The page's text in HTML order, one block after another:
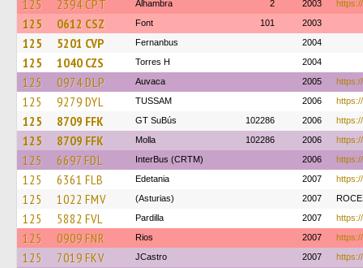
125 2394 CPT Alhambra 2 2003
125 0612 CSZ Font 101 2003
125 5201 CVP Fernanbus 2004
125 1040 CZS Torres H 2004
125 0974 DLP Auvaca 2005
125 9279 DYL TUSSAM 2006
125 8709 FFK GT SuBús 102286 2006
125 8709 FFK Molla 102286 2006
125 6697 FDL InterBus (CRTM) 2006
125 6361 FLB Edetania 2007
125 1022 FMV (Asturias) 2007
125 5882 FVL Pardilla 2007
125 0909 FNR Rios 2007
125 7019 FKV JCastro 2007